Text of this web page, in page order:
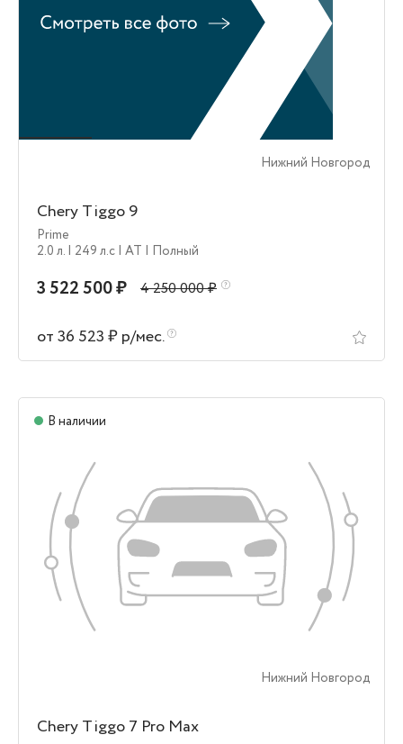
Нижний Новгород
Chery Tiggo 9
Prime
2.0 л. | 249 л.c | AT | Полный
3 522 500 ₽ 4 250 000 ₽
от 36 523 ₽ р/мес.
В наличии
Нижний Новгород
Chery Tiggo 7 Pro Max